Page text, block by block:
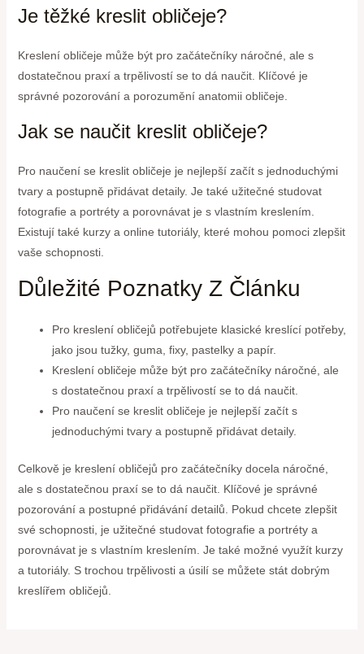
Je těžké kreslit obličeje?
Kreslení obličeje může být pro začátečníky náročné, ale s
dostatečnou praxí a trpělivostí se to dá naučit. Klíčové je
správné pozorování a porozumění anatomii obličeje.
Jak se naučit kreslit obličeje?
Pro naučení se kreslit obličeje je nejlepší začít s jednoduchými
tvary a postupně přidávat detaily. Je také užitečné studovat
fotografie a portréty a porovnávat je s vlastním kreslením.
Existují také kurzy a online tutoriály, které mohou pomoci zlepšit
vaše schopnosti.
Důležité Poznatky Z Článku
Pro kreslení obličejů potřebujete klasické kreslící potřeby,
jako jsou tužky, guma, fixy, pastelky a papír.
Kreslení obličeje může být pro začátečníky náročné, ale
s dostatečnou praxí a trpělivostí se to dá naučit.
Pro naučení se kreslit obličeje je nejlepší začít s
jednoduchými tvary a postupně přidávat detaily.
Celkově je kreslení obličejů pro začátečníky docela náročné,
ale s dostatečnou praxí se to dá naučit. Klíčové je správné
pozorování a postupné přidávání detailů. Pokud chcete zlepšit
své schopnosti, je užitečné studovat fotografie a portréty a
porovnávat je s vlastním kreslením. Je také možné využít kurzy
a tutoriály. S trochou trpělivosti a úsilí se můžete stát dobrým
kreslířem obličejů.